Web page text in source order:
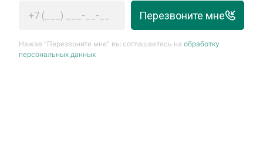
Перезвоните мне
Нажав “Перезвоните мне” вы соглашаетесь наобработку
персональных данных